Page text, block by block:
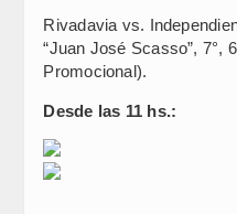
Rivadavia vs.
“Juan José Scasso”, 7°,
Promocional).
Desde las 11 hs.: